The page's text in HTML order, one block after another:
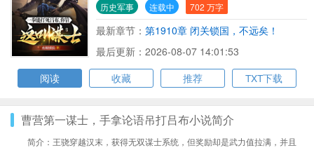
历史军事 连载中 702 万字
最新章节： 第1910章 闭关锁国，不远矣！
最后更新：2026-08-07 14:01:53
阅读
收藏 推荐 TXT下载
曹营第一谋士，手拿论语吊打吕布小说简介
简介：王骁穿越汉末，获得无双谋士系统，但奖励却是武力值拉满，并且